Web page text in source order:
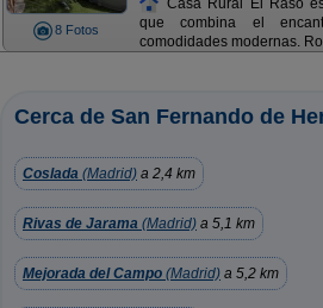
8 Fotos
que combina el
comodidades modernas.
Cerca de San Fernando de
Coslada (Madrid) a 2,4 km
Rivas de Jarama (Madrid) a 5,1 km
Mejorada del Campo (Madrid) a 5,2 km